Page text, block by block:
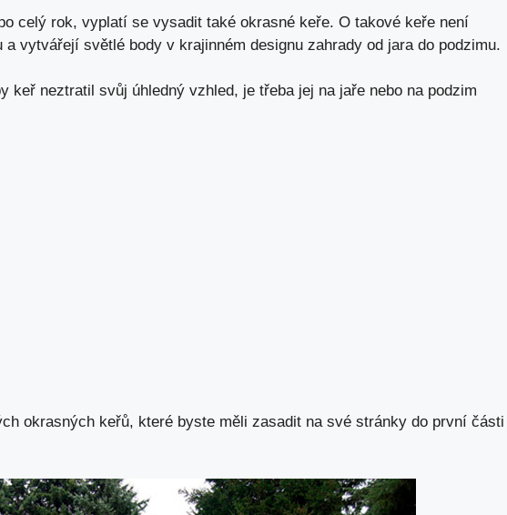
celý rok, vyplatí se vysadit také okrasné keře. O takové keře není
vytvářejí světlé body v krajinném designu zahrady od jara do podzimu.
keř neztratil svůj úhledný vzhled, je třeba jej na jaře nebo na podzim
okrasných keřů, které byste měli zasadit na své stránky do první části